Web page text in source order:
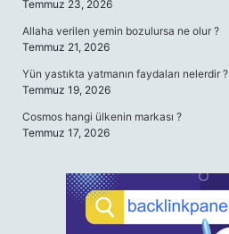
Temmuz 23, 2026
Allaha verilen yemin bozulursa ne olur ?
Temmuz 21, 2026
Yün yastıkta yatmanın faydaları nelerdir ?
Temmuz 19, 2026
Cosmos hangi ülkenin markası ?
Temmuz 17, 2026